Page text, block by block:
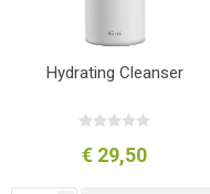
Hydrating Cleanser
€ 29,50